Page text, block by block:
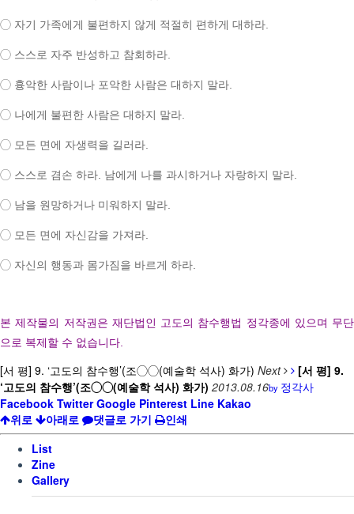
◯ 자기 가족에게 불편하지 않게 적절히 편하게 대하라
◯ 스스로 자주 반성하고 참회하라
◯ 흉악한 사람이나 포악한 사람은 대하지 말라
◯ 나에게 불편한 사람은 대하지 말라
◯ 모든 면에 자생력을 길러라
◯ 스스로 겸손 하라 남에게 나를 과시하거나 자랑하지 말라
◯ 남을 원망하거나 미워하지 말라
◯ 모든 면에 자신감을 가져라
◯ 자신의 행동과 몸가짐을 바르게 하라
본 제작물의 저작권은 재단법인 고도의 참수행법 정각종에 있으며 무단
으로 복제할 수 없습니다
[서 평] 9. ‘고도의 참수행’(조◯◯(예술학 석사) 화가) Next
[서 평] 9.
‘고도의 참수행’(조◯◯(예술학 석사) 화가) 2013.08.16by 정각사
Facebook Twitter Google Pinterest Line Kakao
위로
아래로 댓글로 가기
인쇄
List
Zine
Gallery